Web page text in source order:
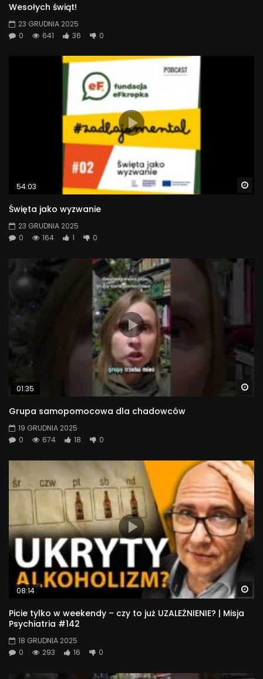
Wesołych świąt!
23 GRUDNIA 2025
0
641 36 0
54:03
Święta jako wyzwanie
23 GRUDNIA 2025
0
164 1 0
01:35
Grupa samopomocowa dla chadowców
19 GRUDNIA 2025
0
674 18 0
08:14
Picie tylko w weekendy – czy to już UZALEŻNIENIE? | Misja
Psychiatria #142
18 GRUDNIA 2025
0
293 16 0